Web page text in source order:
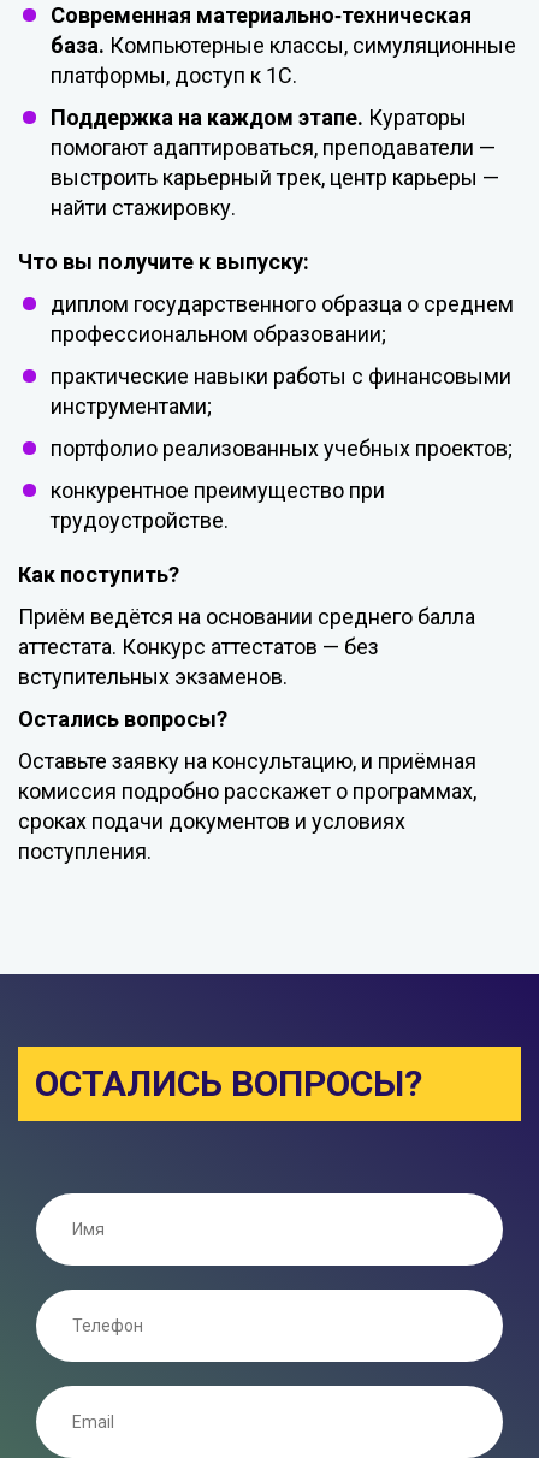
Современная материально‑техническая
база. Компьютерные классы, симуляционные
платформы, доступ к 1С.
Поддержка на каждом этапе. Кураторы
помогают адаптироваться, преподаватели —
выстроить карьерныйтрек, центр карьеры —
найти стажировку.
Что вы получите к выпуску:
диплом государственного образца о среднем
профессиональном образовании;
практические навыки работы с финансовыми
инструментами;
портфолио реализованныхучебных проектов;
конкурентное преимущество при
трудоустройстве.
Как поступить?
Приём ведётся на основании среднего балла
аттестата. Конкурс аттестатов — без
вступительных экзаменов.
Остались вопросы?
Оставьте заявку на консультацию, и приёмная
комиссия подробно расскажет о программах,
сроках подачи документов и условиях
поступления.
ОСТАЛИСЬ ВОПРОСЫ?